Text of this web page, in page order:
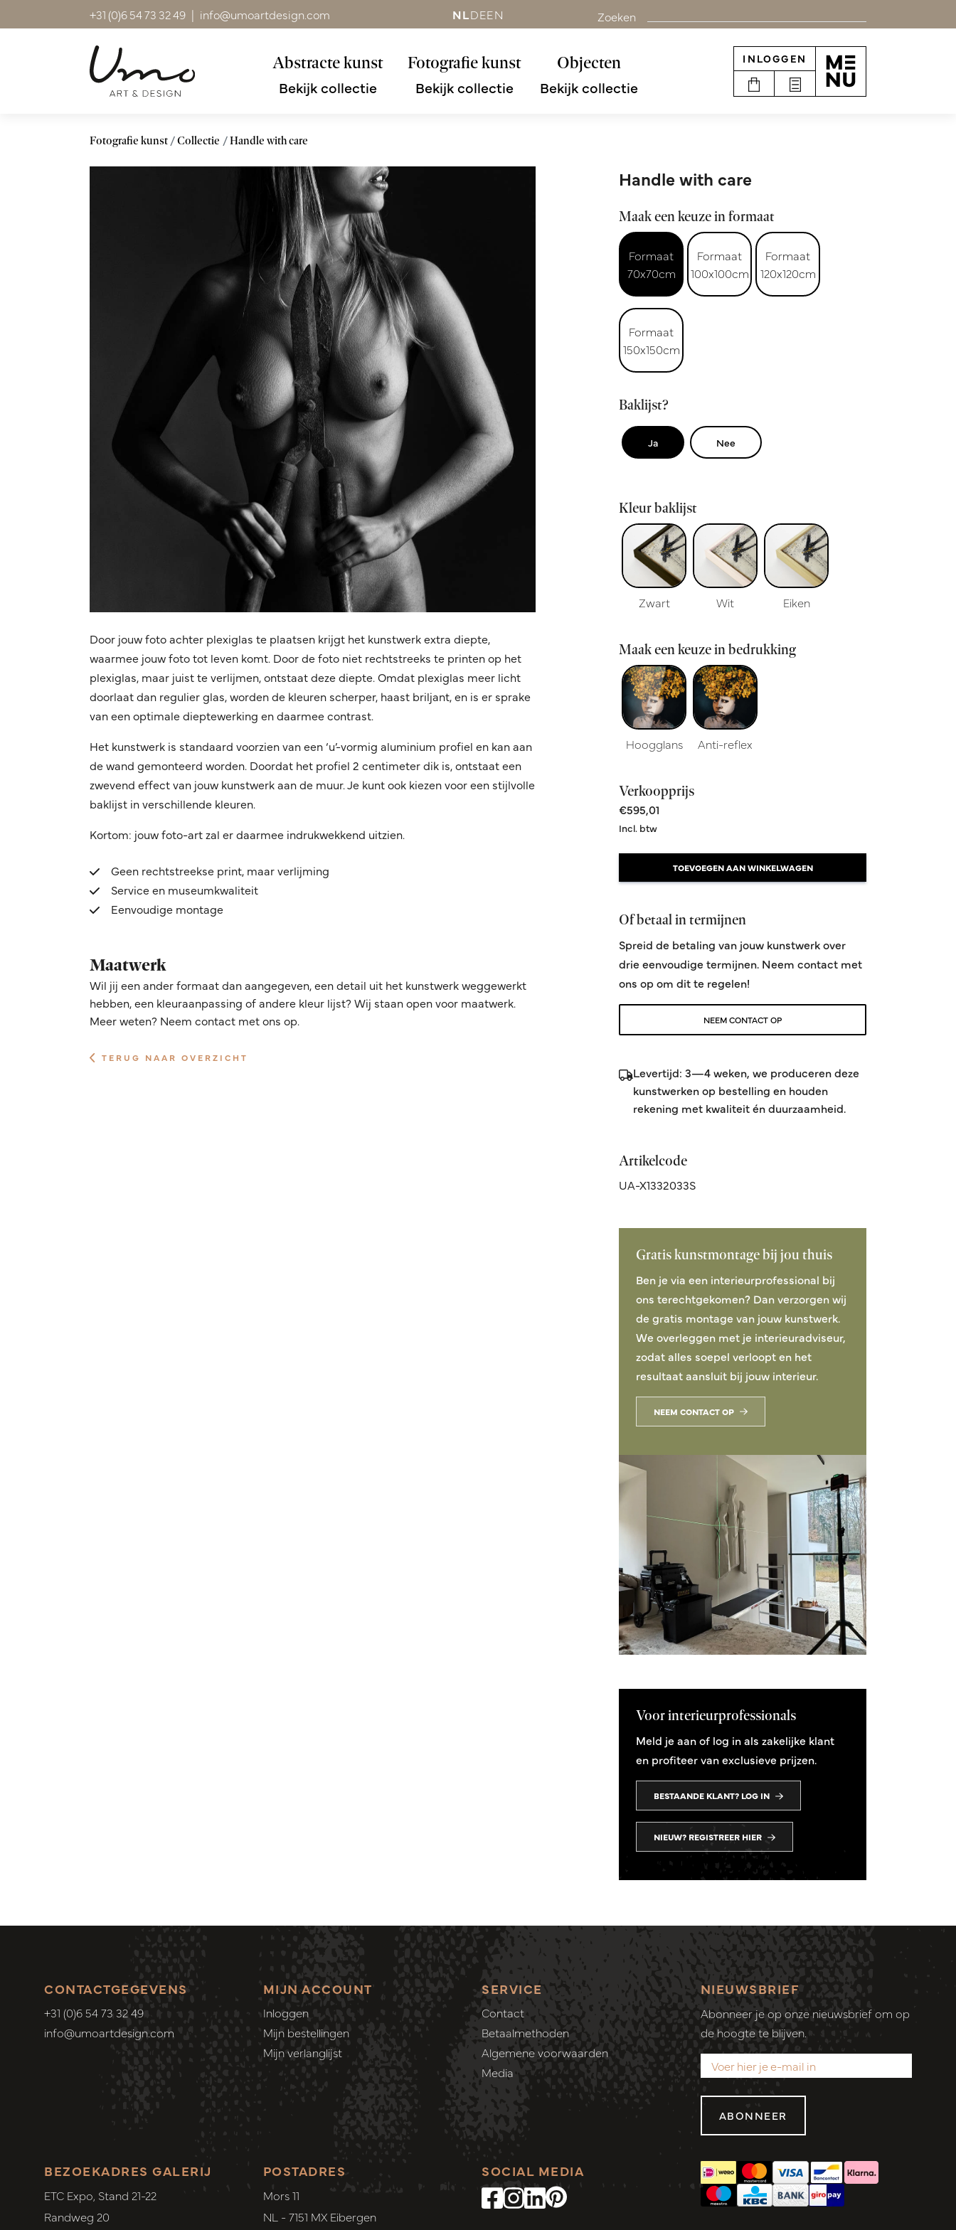
+31 (0)6 54 73 32 49 | info@umoartdesign.com NLDEEN Zoeken
Abstracte kunst
Bekijk collectie
Fotografie kunst
Bekijk collectie
Objecten
Bekijk collectie
INLOGGEN
Fotografie kunst Collectie Handle with care
Door jouw foto achter plexiglas te plaatsen krijgt het kunstwerk extra diepte,
waarmee jouw foto tot leven komt. Door de foto niet rechtstreeks te printen op het
plexiglas, maar juist te verlijmen, ontstaat deze diepte. Omdat plexiglas meer licht
doorlaat dan regulier glas, worden de kleuren scherper, haast briljant, en is er sprake
van een optimale dieptewerking en daarmee contrast.
Het kunstwerk is standaard voorzien van een ‘u’-vormig aluminium profiel en kan aan
de wand gemonteerd worden. Doordat het profiel 2 centimeter dik is, ontstaat een
zwevend effect van jouw kunstwerk aan de muur. Je kunt ook kiezen voor een stijlvolle
baklijst in verschillende kleuren.
Kortom: jouw foto-art zal er daarmee indrukwekkend uitzien.
Geen rechtstreekse print, maar verlijming
Service en museumkwaliteit
Eenvoudige montage
Maatwerk
Wil jij een ander formaat dan aangegeven, een detail uit het kunstwerk weggewerkt
hebben, een kleuraanpassing of andere kleur lijst? Wij staan open voor maatwerk.
Meer weten? Neem contact met ons op.
TERUG NAAR OVERZICHT
Handle with care
Maak een keuze in formaat
Formaat
70x70cm
Formaat
100x100cm
Formaat
120x120cm
Formaat
150x150cm
Baklijst?
Ja Nee
Kleur baklijst
Zwart Wit Eiken
Maak een keuze in bedrukking
Hoogglans Anti-reflex
Verkoopprijs
€595,01
Incl. btw
TOEVOEGEN AAN WINKELWAGEN
Of betaal in termijnen
Spreid de betaling van jouw kunstwerk over
drie eenvoudige termijnen. Neem contact met
ons op om dit te regelen!
NEEM CONTACT OP
Levertijd: 3—4 weken, we produceren deze
kunstwerken op bestelling en houden
rekening met kwaliteit én duurzaamheid.
Artikelcode
UA-X1332033S
Gratis kunstmontage bij jou thuis
Ben je via een interieurprofessional bij
ons terechtgekomen? Dan verzorgen wij
de gratis montage van jouw kunstwerk.
We overleggen met je interieuradviseur,
zodat alles soepel verloopt en het
resultaat aansluit bij jouw interieur.
NEEM CONTACT OP
Voor interieurprofessionals
Meld je aan of log in als zakelijke klant
en profiteer van exclusieve prijzen.
BESTAANDE KLANT? LOG IN
NIEUW? REGISTREER HIER
CONTACTGEGEVENS
+31 (0)6 54 73 32 49
info@umoartdesign.com
MIJN ACCOUNT
Inloggen
Mijn bestellingen
Mijn verlanglijst
SERVICE
Contact
Betaalmethoden
Algemene voorwaarden
Media
SOCIAL MEDIA
POSTADRES
Mors 11
NL - 7151 MX Eibergen
BEZOEKADRES GALERIJ
ETC Expo, Stand 21-22
Randweg 20
NIEUWSBRIEF
Abonneer je op onze nieuwsbrief om op
de hoogte te blijven.
ABONNEER